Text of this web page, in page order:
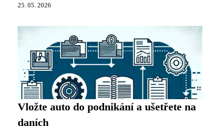
25. 05. 2026
Vložte auto do podnikání a ušetřete na
daních